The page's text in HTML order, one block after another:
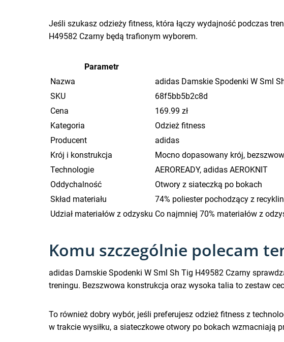
Jeśli szukasz odzieży fitness, która łączy wydajność podczas
H49582 Czarny będą trafionym wyborem.
Parametr
Nazwa
adidas Damskie Spodenki W Sml
SKU
68f5bb5b2c8d
Cena
169.99 zł
Kategoria
Odzież fitness
Producent
adidas
Krój i konstrukcja
Mocno dopasowany krój,
Technologie
AEROREADY, adidas AEROKNIT
Oddychalność
Otwory z siateczką po bokach
Skład materiału
74% poliester pochodzący z
Udział materiałów z odzysku Co najmniej 70% materiałów z
Komu szczególnie polecam
adidas Damskie Spodenki W Sml Sh Tig H49582 Czarny
treningu. Bezszwowa konstrukcja oraz wysoka talia to zestaw
To również dobry wybór, jeśli preferujesz odzież fitness z
w trakcie wysiłku, a siateczkowe otwory po bokach wzmacniają